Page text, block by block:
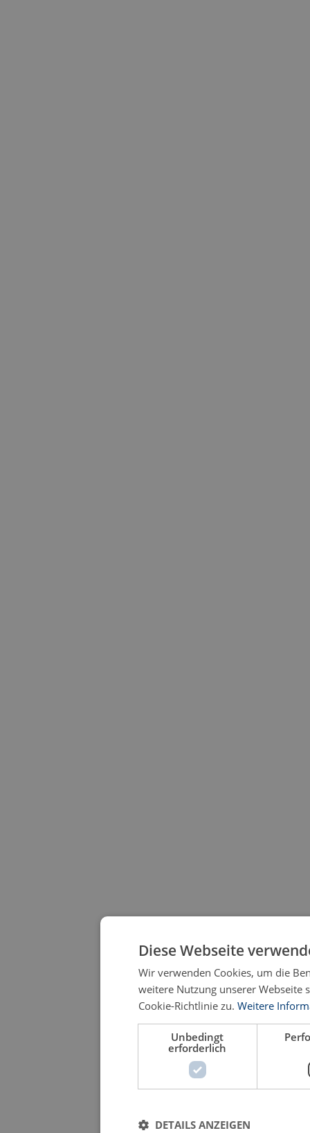
Diese Webseite
Wir verwenden Cookies, um die
weitere Nutzung unserer Webseite
Cookie-Richtlinie zu. Weitere
Unbedingt
erforderlich
DETAILS ANZEIGEN